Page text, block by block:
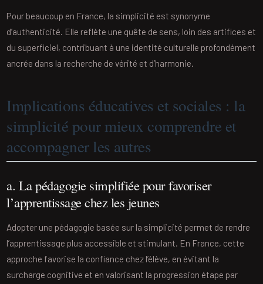
Pour beaucoup en France, la simplicité est synonyme
d’authenticité. Elle reflète une quête de sens, loin des artifices et
du superficiel, contribuant à une identité culturelle profondément
ancrée dans la recherche de vérité et d’harmonie.
Implications éducatives et sociales : la
simplicité pour mieux comprendre et
accompagner les autres
a. La pédagogie simplifiée pour favoriser
l’apprentissage chez les jeunes
Adopter une pédagogie basée sur la simplicité permet de rendre
l’apprentissage plus accessible et stimulant. En France, cette
approche favorise la confiance chez l’élève, en évitant la
surcharge cognitive et en valorisant la progression étape par